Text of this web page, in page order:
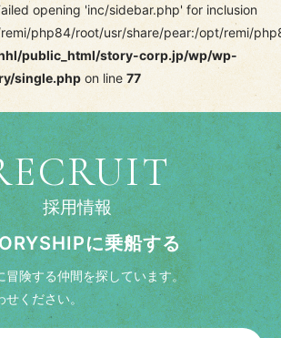
opening 'inc/sidebar.php' for inclusion
php84/root/usr/share/pear:/opt/remi/
public_html/story-corp.jp/wp/wp-
single.php on line 77
採用情報
に乗船する
冒険する仲間を探しています。
せください。